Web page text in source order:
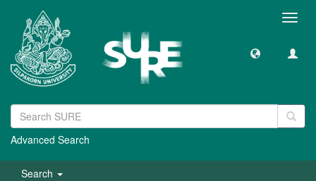
Advanced Search
Search